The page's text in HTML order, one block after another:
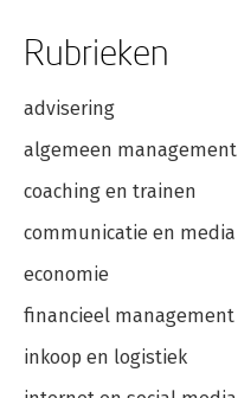
Rubrieken
advisering
algemeen management
coaching en trainen
communicatie en media
economie
financieel management
inkoop en logistiek